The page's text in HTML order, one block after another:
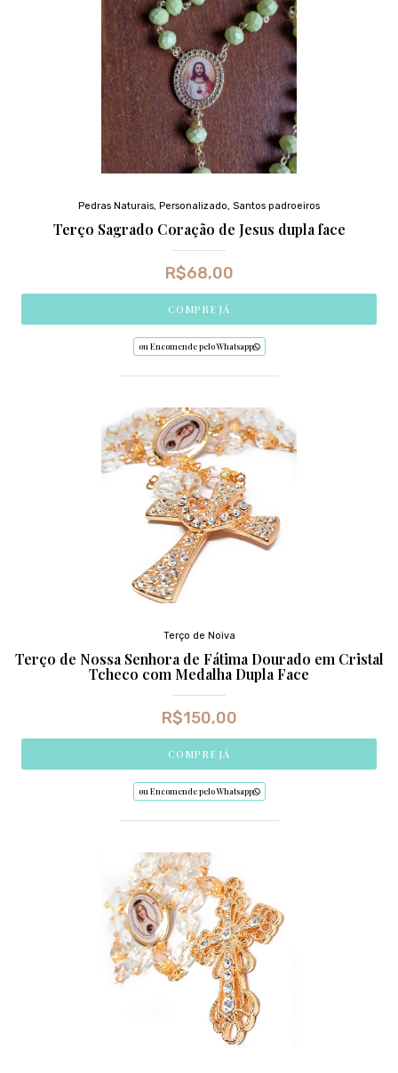
Pedras Naturais, Personalizado, Santos padroeiros
Terço Sagrado Coração de Jesus dupla face
R$68,00
COMPRE JÁ
ou Encomende pelo Whatsapp
Terço de Noiva
Terço de Nossa Senhora de Fátima Dourado em Cristal
Tcheco com Medalha Dupla Face
R$150,00
COMPRE JÁ
ou Encomende pelo Whatsapp